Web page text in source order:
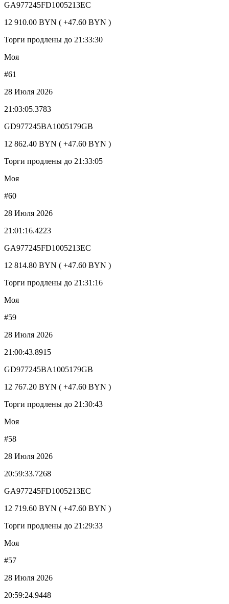
GA977245FD1005213EC
12 910.00 BYN ( +47.60 BYN )
Торги продлены до 21:33:30
Моя
#61
28 Июля 2026
21:03:05.3783
GD977245BA1005179GB
12 862.40 BYN ( +47.60 BYN )
Торги продлены до 21:33:05
Моя
#60
28 Июля 2026
21:01:16.4223
GA977245FD1005213EC
12 814.80 BYN ( +47.60 BYN )
Торги продлены до 21:31:16
Моя
#59
28 Июля 2026
21:00:43.8915
GD977245BA1005179GB
12 767.20 BYN ( +47.60 BYN )
Торги продлены до 21:30:43
Моя
#58
28 Июля 2026
20:59:33.7268
GA977245FD1005213EC
12 719.60 BYN ( +47.60 BYN )
Торги продлены до 21:29:33
Моя
#57
28 Июля 2026
20:59:24.9448